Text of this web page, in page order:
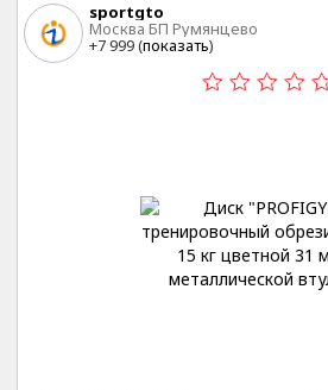
sportgto
Москва БП Румянцево
+7 999 (показать)